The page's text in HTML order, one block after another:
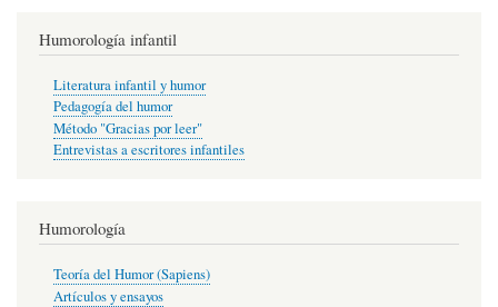
Humorología infantil
Literatura infantil y humor
Pedagogía del humor
Método "Gracias por leer"
Entrevistas a escritores infantiles
Humorología
Teoría del Humor (Sapiens)
Artículos y ensayos